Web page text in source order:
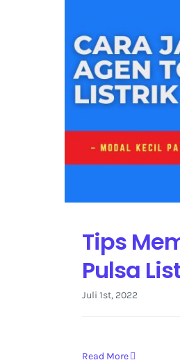
Tips
Pulsa
Juli 1st, 2022
Read More